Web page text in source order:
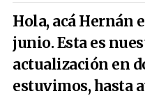
Hola, acá Hernán
junio. Esta es
actualización en
estuvimos, hasta